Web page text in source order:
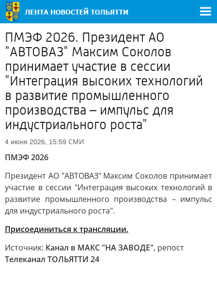
ПМЭФ 2026. Президент АО
"АВТОВАЗ" Максим Соколов
принимает участие в сессии
"Интеграция высоких технологий
в развитие промышленного
производства – импульс для
индустриального роста"
4 июня 2026, 15:59 СМИ
ПМЭФ 2026
Президент АО "АВТОВАЗ" Максим Соколов принимает
участие в сессии "Интеграция высоких технологий в
развитие промышленного производства – импульс
для индустриального роста".
Присоединиться к трансляции.
Источник: Канал в МАКС "НА ЗАВОДЕ", репост
Телеканал ТОЛЬЯТТИ 24